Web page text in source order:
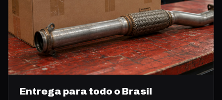
Entrega para todo o Brasil